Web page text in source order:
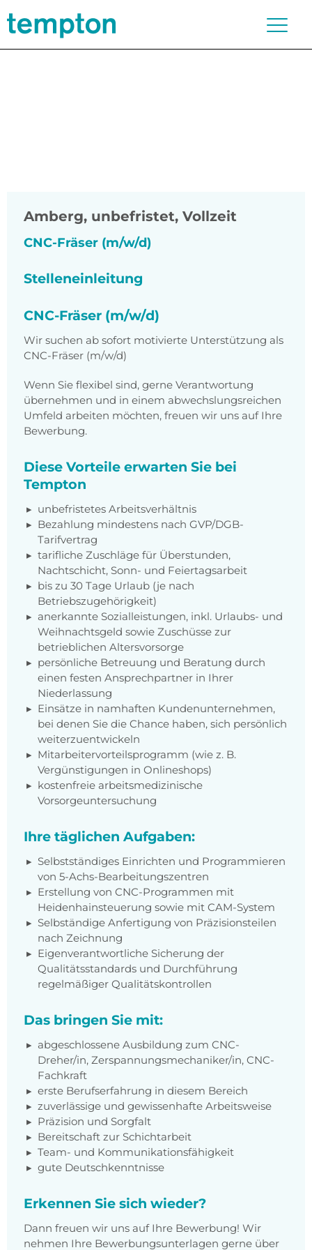
Amberg, unbefristet, Vollzeit
CNC-Fräser (m/w/d)
Stelleneinleitung
CNC-Fräser (m/w/d)
Wir suchen ab sofort motivierte Unterstützung als
CNC-Fräser (m/w/d)
Wenn Sie flexibel sind, gerne Verantwortung
übernehmen und in einem abwechslungsreichen
Umfeld arbeiten möchten, freuen wir uns auf Ihre
Bewerbung.
Diese Vorteile erwarten Sie bei
Tempton
unbefristetes Arbeitsverhältnis
Bezahlung mindestens nach GVP/DGB-
Tarifvertrag
tarifliche Zuschläge für Überstunden,
Nachtschicht, Sonn- und Feiertagsarbeit
bis zu 30 Tage Urlaub (je nach
Betriebszugehörigkeit)
anerkannte Sozialleistungen, inkl. Urlaubs- und
Weihnachtsgeld sowie Zuschüsse zur
betrieblichen Altersvorsorge
persönliche Betreuung und Beratung durch
einen festen Ansprechpartner in Ihrer
Niederlassung
Einsätze in namhaften Kundenunternehmen,
bei denen Sie die Chance haben, sich persönlich
weiterzuentwickeln
Mitarbeitervorteilsprogramm (wie z. B.
Vergünstigungen in Onlineshops)
kostenfreie arbeitsmedizinische
Vorsorgeuntersuchung
Ihre täglichen Aufgaben:
Selbstständiges Einrichten und Programmieren
von 5-Achs-Bearbeitungszentren
Erstellung von CNC-Programmen mit
Heidenhainsteuerung sowie mit CAM-System
Selbständige Anfertigung von Präzisionsteilen
nach Zeichnung
Eigenverantwortliche Sicherung der
Qualitätsstandards und Durchführung
regelmäßiger Qualitätskontrollen
Das bringen Sie mit:
abgeschlossene Ausbildung zum CNC-
Dreher/in, Zerspannungsmechaniker/in, CNC-
Fachkraft
erste Berufserfahrung in diesem Bereich
zuverlässige und gewissenhafte Arbeitsweise
Präzision und Sorgfalt
Bereitschaft zur Schichtarbeit
Team- und Kommunikationsfähigkeit
gute Deutschkenntnisse
Erkennen Sie sich wieder?
Dann freuen wir uns auf Ihre Bewerbung! Wir
nehmen Ihre Bewerbungsunterlagen gerne über